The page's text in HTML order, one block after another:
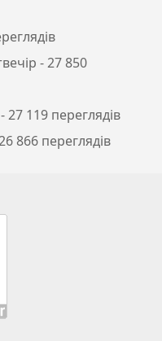
- 27 850
- 27 119 переглядів
866 переглядів